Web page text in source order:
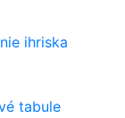
ihriska
tabule